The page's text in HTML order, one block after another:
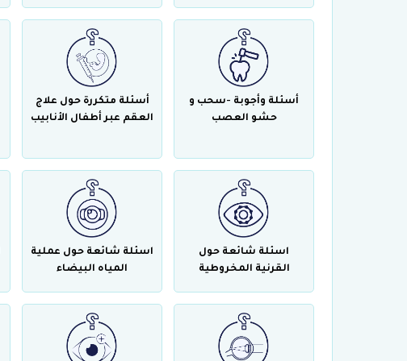
أسئلة وأجوبة -سحب و
حشو العصب
أسئلة متكررة حول علاج
العقم عبر أطفال الأنابيب
اسئلة شائعة حول
القرنية المخروطية
اسئلة شائعة حول عملية
المياه البيضاء